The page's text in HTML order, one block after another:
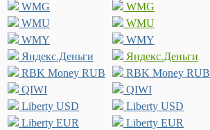
WMG
WMG
WMU
WMU
WMY
WMY
Яндекс.Деньги
Яндекс.Деньги
RBK Money RUB
RBK Money RUB
QIWI
QIWI
Liberty USD
Liberty USD
Liberty EUR
Liberty EUR